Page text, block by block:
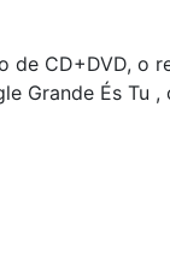
de CD+DVD, o
Grande És Tu